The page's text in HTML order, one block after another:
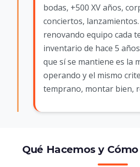
bodas, +500 XV años,
conciertos,
renovando equipo cada
inventario de hace 5
que sí se mantiene es la
operando y el mismo
temprano, montar bien,
Qué Hacemos y